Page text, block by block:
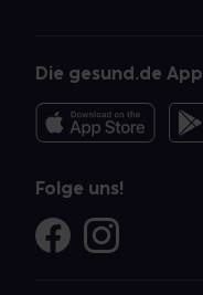
Die gesund.de App
Folge uns!